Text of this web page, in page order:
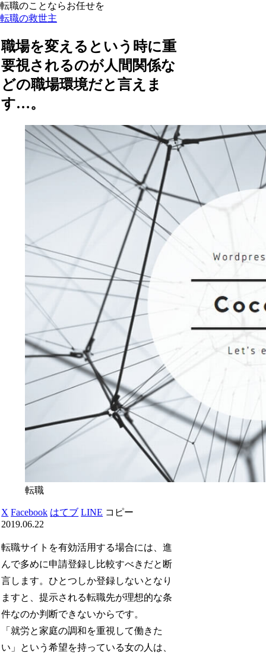
転職のことならお任せを
転職の救世主
職場を変えるという時に重
要視されるのが人間関係な
どの職場環境だと言えま
す…。
転職
X Facebook はてブ LINE コピー
2019.06.22
転職サイトを有効活用する場合には、進
んで多めに申請登録し比較すべきだと断
言します。ひとつしか登録しないとなり
ますと、提示される転職先が理想的な条
件なのか判断できないからです。
「就労と家庭の調和を重視して働きた
い」という希望を持っている女の人は、